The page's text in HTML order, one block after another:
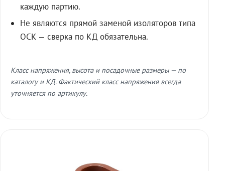
каждую партию.
Не являются прямой заменой изоляторов типа
ОСК — сверка по КД обязательна.
Класс напряжения, высота и посадочные размеры — по
каталогу и КД. Фактический класс напряжения всегда
уточняется по артикулу.